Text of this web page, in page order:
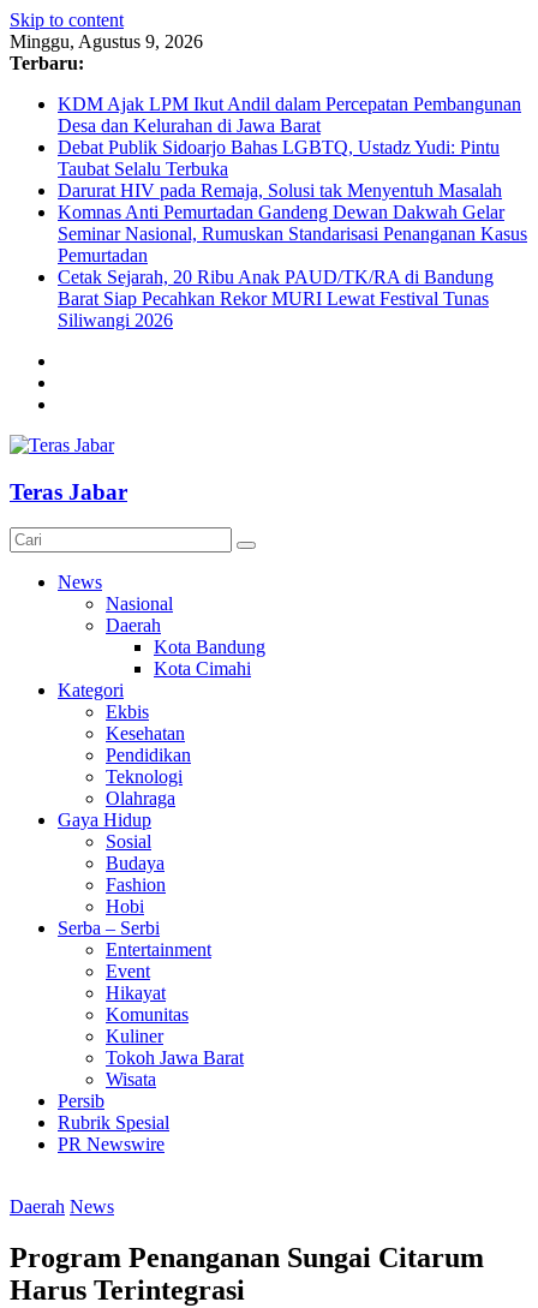
Skip to content
Minggu, Agustus 9, 2026
Terbaru:
KDM Ajak LPM Ikut Andil dalam Percepatan Pembangunan
Desa dan Kelurahan di Jawa Barat
Debat Publik Sidoarjo Bahas LGBTQ, Ustadz Yudi: Pintu
Taubat Selalu Terbuka
Darurat HIV pada Remaja, Solusi tak Menyentuh Masalah
Komnas Anti Pemurtadan Gandeng Dewan Dakwah Gelar
Seminar Nasional, Rumuskan Standarisasi Penanganan Kasus
Pemurtadan
Cetak Sejarah, 20 Ribu Anak PAUD/TK/RA di Bandung
Barat Siap Pecahkan Rekor MURI Lewat Festival Tunas
Siliwangi 2026
Teras Jabar
News
Nasional
Daerah
Kota Bandung
Kota Cimahi
Kategori
Ekbis
Kesehatan
Pendidikan
Teknologi
Olahraga
Gaya Hidup
Sosial
Budaya
Fashion
Hobi
Serba – Serbi
Entertainment
Event
Hikayat
Komunitas
Kuliner
Tokoh Jawa Barat
Wisata
Persib
Rubrik Spesial
PR Newswire
Daerah News
Program Penanganan Sungai Citarum
Harus Terintegrasi